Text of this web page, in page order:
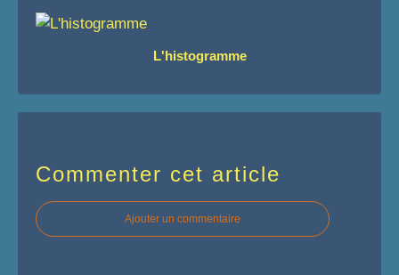
L'histogramme
Commenter cet article
Ajouter un commentaire